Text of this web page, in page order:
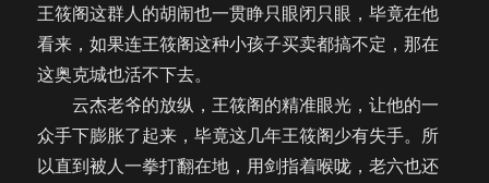
王筱阁这群人的胡闹也一贯睁只眼闭只眼，毕竟在他
看来，如果连王筱阁这种小孩子买卖都搞不定，那在
这奥克城也活不下去。
云杰老爷的放纵，王筱阁的精准眼光，让他的一
众手下膨胀了起来，毕竟这几年王筱阁少有失手。所
以直到被人一拳打翻在地，用剑指着喉咙，老六也还